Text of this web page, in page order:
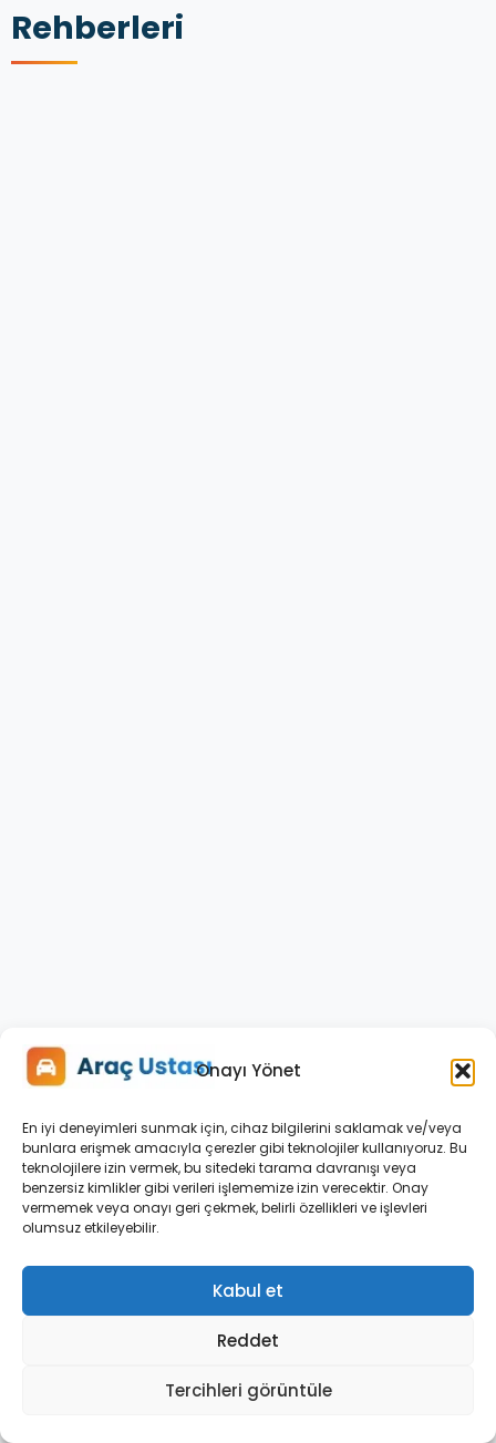
Onayı Yönet
En iyi deneyimleri sunmak için, cihaz bilgilerini saklamak ve/veya
bunlara erişmek amacıyla çerezler gibi teknolojiler kullanıyoruz. Bu
teknolojilere izin vermek, bu sitedeki tarama davranışı veya
benzersiz kimlikler gibi verileri işlememize izin verecektir. Onay
vermemek veya onayı geri çekmek, belirli özellikleri ve işlevleri
olumsuz etkileyebilir.
Kabul et
Reddet
Tercihleri görüntüle
Rehberleri
RENAULT
CLIO
ELEKTRIK
SISTEMI
ARIZALARI
Clio